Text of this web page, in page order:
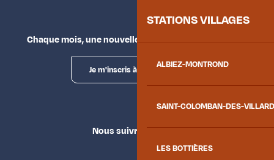
STATIONS VILLAGES
ALBIEZ-MONTROND
SAINT-COLOMBAN-DES-
LES BOTTIÈRES
Chaque mois, une nouvelle façon d'explorer la vallée.
Je m'inscris à la newsletter
Nous suivre